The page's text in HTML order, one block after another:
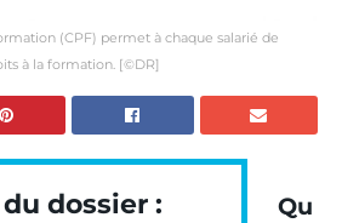
(CPF) permet à chaque salarié de
à la formation. [©DR]
dossier :
Qu